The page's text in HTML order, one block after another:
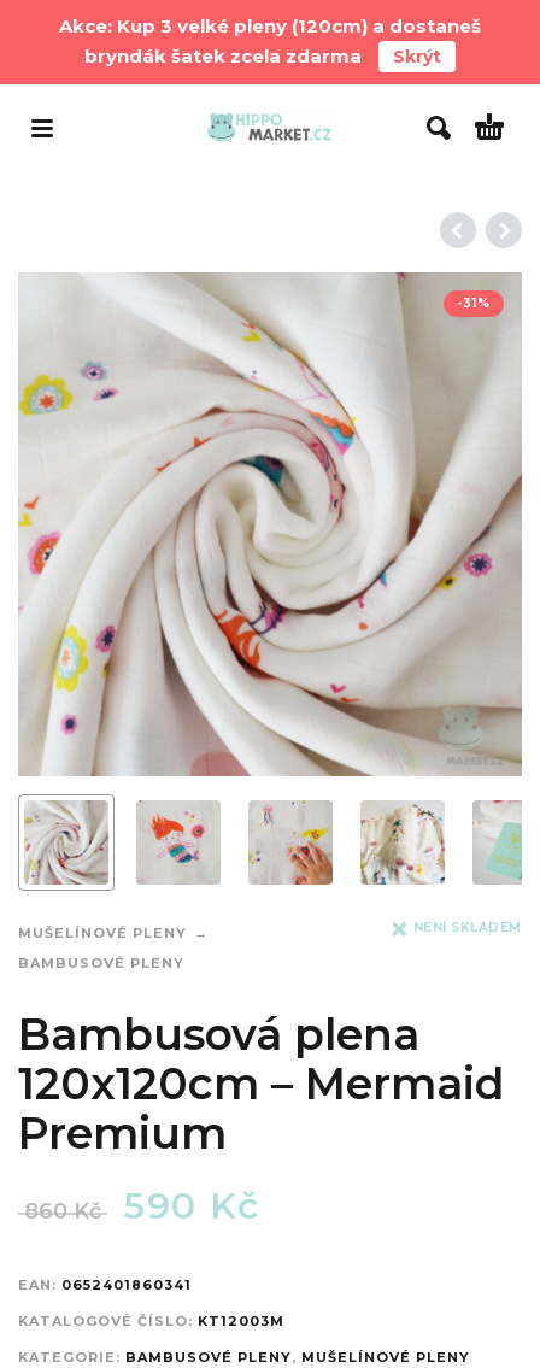
Akce: Kup 3 velké pleny (120cm) a dostaneš
bryndák šatek zcela zdarma
Skrýt
-31%
MUŠELÍNOVÉ PLENY
BAMBUSOVÉ PLENY
NENÍ SKLADEM
Bambusová plena
120x120cm – Mermaid
Premium
860Kč 590 Kč
EAN: 0652401860341
KATALOGOVÉ ČÍSLO: KT12003M
KATEGORIE: BAMBUSOVÉ PLENY, MUŠELÍNOVÉ PLENY